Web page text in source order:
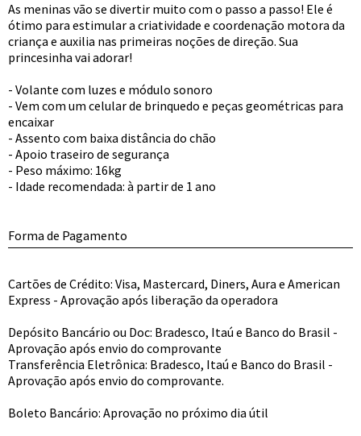
As meninas vão se divertir muito com o passo a passo! Ele é
ótimo para estimular a criatividade e coordenação motora da
criança e auxilia nas primeiras noções de direção. Sua
princesinha vai adorar!
- Volante com luzes e módulo sonoro
- Vem com um celular de brinquedo e peças geométricas para
encaixar
- Assento com baixa distância do chão
- Apoio traseiro de segurança
- Peso máximo: 16kg
- Idade recomendada: à partir de 1 ano
Forma de Pagamento
Cartões de Crédito: Visa, Mastercard, Diners, Aura e American
Express - Aprovação após liberação da operadora
Depósito Bancário ou Doc: Bradesco, Itaú e Banco do Brasil -
Aprovação após envio do comprovante
Transferência Eletrônica: Bradesco, Itaú e Banco do Brasil -
Aprovação após envio do comprovante.
Boleto Bancário: Aprovação no próximo dia útil